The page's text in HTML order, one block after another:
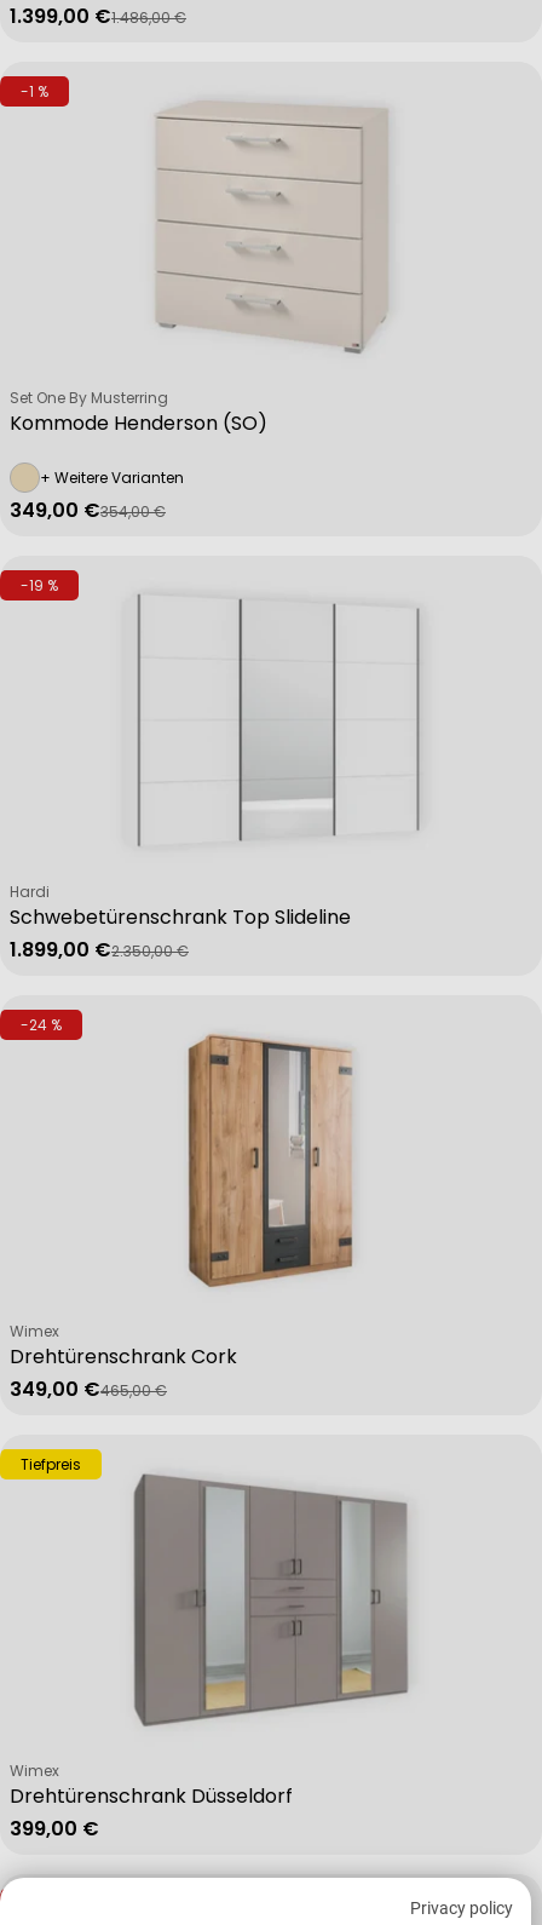
Privacy policy
Verkaufspreis
1.399,00 €
Regulärer Preis
1.486,00 €
-1 %
Kommode Henderson (SO)
Verkäufer:
Set One By Musterring
+ Weitere Varianten
Verkaufspreis
349,00 €
Regulärer Preis
354,00 €
-19 %
Schwebetürenschrank Top Slideline
Verkäufer:
Hardi
Verkaufspreis
1.899,00 €
Regulärer Preis
2.350,00 €
-24 %
Drehtürenschrank Cork
Verkäufer:
Wimex
Verkaufspreis
349,00 €
Regulärer Preis
465,00 €
Tiefpreis
Drehtürenschrank Düsseldorf
Verkäufer:
Wimex
Regulärer Preis
399,00 €